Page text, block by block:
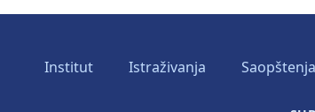
Institut Istraživanja